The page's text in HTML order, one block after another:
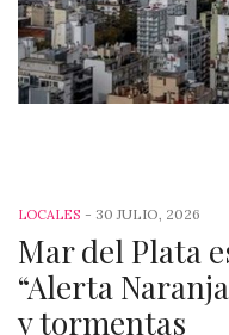
LOCALES - 30 JULIO, 2026
Mar del Plata
“Alerta
y tormentas